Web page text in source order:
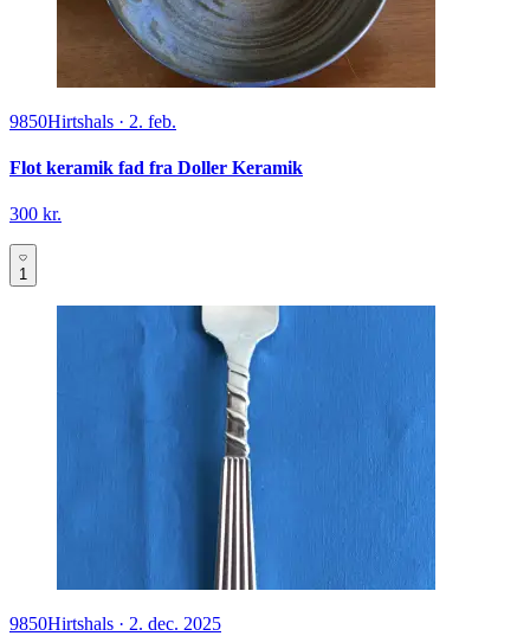
9850Hirtshals · 2. feb.
Flot keramik fad fra Doller Keramik
300 kr.
1
9850Hirtshals · 2. dec. 2025